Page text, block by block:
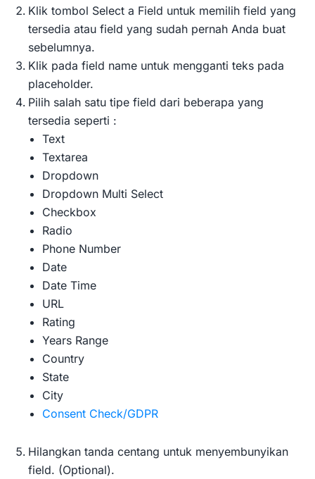
Klik tombol Select a Field untuk memilih field yang
tersedia atau field yang sudah pernah Anda buat
sebelumnya.
Klik pada field name untuk mengganti teks pada
placeholder.
Pilih salah satu tipe field dari beberapa yang
tersedia seperti :
Text
Textarea
Dropdown
Dropdown Multi Select
Checkbox
Radio
Phone Number
Date
Date Time
URL
Rating
Years Range
Country
State
City
Consent Check/GDPR
Hilangkan tanda centang untuk menyembunyikan
field. (Optional).